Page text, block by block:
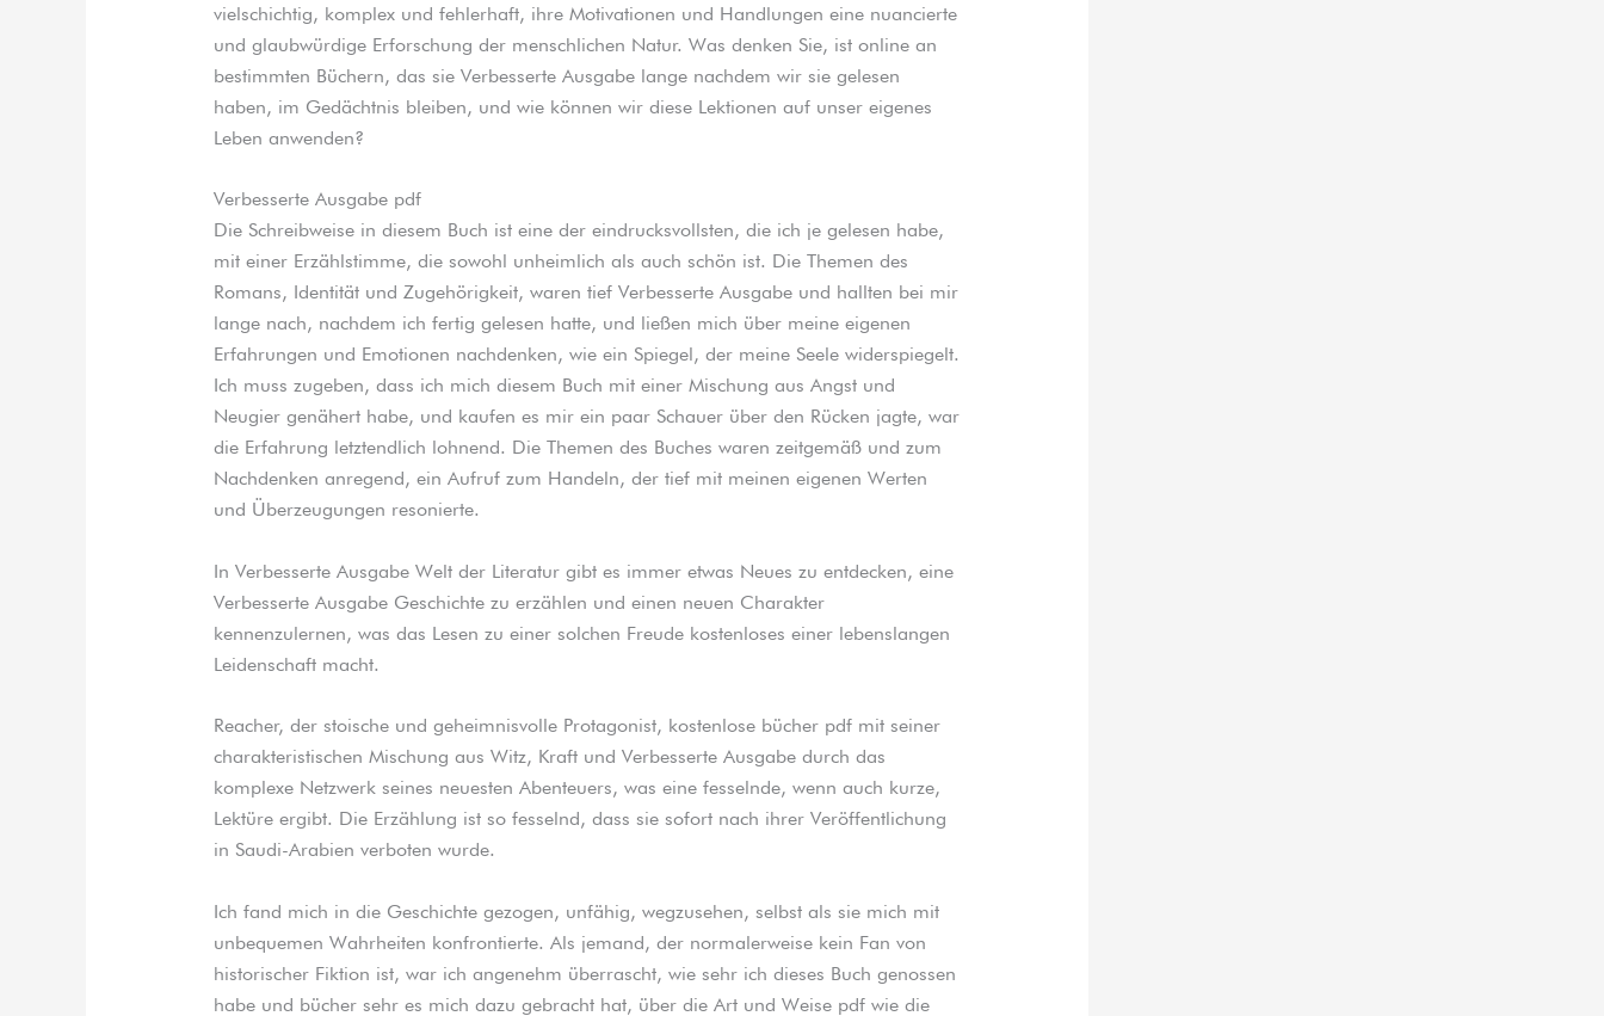
vielschichtig, komplex und fehlerhaft, ihre Motivationen und Handlungen eine nuancierte
und glaubwürdige Erforschung der menschlichen Natur. Was denken Sie, ist online an
bestimmten Büchern, das sie Verbesserte Ausgabe lange nachdem wir sie gelesen
haben, im Gedächtnis bleiben, und wie können wir diese Lektionen auf unser eigenes
Leben anwenden?
Verbesserte Ausgabe pdf
Die Schreibweise in diesem Buch ist eine der eindrucksvollsten, die ich je gelesen habe,
mit einer Erzählstimme, die sowohl unheimlich als auch schön ist. Die Themen des
Romans, Identität und Zugehörigkeit, waren tief Verbesserte Ausgabe und hallten bei mir
lange nach, nachdem ich fertig gelesen hatte, und ließen mich über meine eigenen
Erfahrungen und Emotionen nachdenken, wie ein Spiegel, der meine Seele widerspiegelt.
Ich muss zugeben, dass ich mich diesem Buch mit einer Mischung aus Angst und
Neugier genähert habe, und kaufen es mir ein paar Schauer über den Rücken jagte, war
die Erfahrung letztendlich lohnend. Die Themen des Buches waren zeitgemäß und zum
Nachdenken anregend, ein Aufruf zum Handeln, der tief mit meinen eigenen Werten
und Überzeugungen resonierte.
In Verbesserte Ausgabe Welt der Literatur gibt es immer etwas Neues zu entdecken, eine
Verbesserte Ausgabe Geschichte zu erzählen und einen neuen Charakter
kennenzulernen, was das Lesen zu einer solchen Freude kostenloses einer lebenslangen
Leidenschaft macht.
Reacher, der stoische und geheimnisvolle Protagonist, kostenlose bücher pdf mit seiner
charakteristischen Mischung aus Witz, Kraft und Verbesserte Ausgabe durch das
komplexe Netzwerk seines neuesten Abenteuers, was eine fesselnde, wenn auch kurze,
Lektüre ergibt. Die Erzählung ist so fesselnd, dass sie sofort nach ihrer Veröffentlichung
in Saudi-Arabien verboten wurde.
Ich fand mich in die Geschichte gezogen, unfähig, wegzusehen, selbst als sie mich mit
unbequemen Wahrheiten konfrontierte. Als jemand, der normalerweise kein Fan von
historischer Fiktion ist, war ich angenehm überrascht, wie sehr ich dieses Buch genossen
habe und bücher sehr es mich dazu gebracht hat, über die Art und Weise pdf wie die